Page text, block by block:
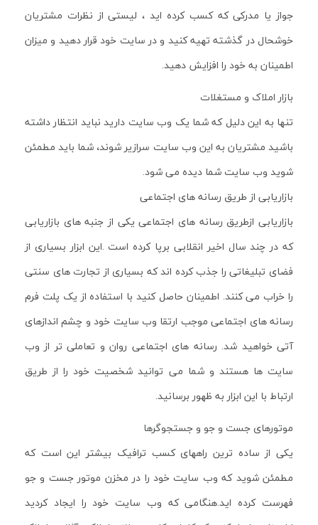
جواز یا مدرکی که کسب کرده اید ، لیستی از نظرات مشتریان
خوشحال در گذشته تهیه کنید و در سایت خود قرار دهید و میزان
اطمینان به خود را افزایش دهید.
بازار املاک و مستغلات
تنها به این دلیل که شما یک وب سایت دارید نباید انتظار داشته
باشید مشتریان به این وب سایت سرازیر شوند، شما باید مطمئن
شوید وب سایت شما دیده می شود.
بازاریابی از طریق رسانه های اجتماعی
بازاریابی ازطریق رسانه های اجتماعی یکی از جنبه های بازاریابی
که در چند سال اخیر انقلابی برپا کرده است .این ابزار بسیاری از
فضای تبلیغاتی را جذب کرده اند که بسیاری از تجارت های سنتی
را خراب می کنند. اطمینان حاصل کنید با استفاده از یک پلت فرم
رسانه های اجتماعی موجب ارتقا وب سایت خود و چشم اندازهای
آتی خواهید شد. رسانه های اجتماعی روان و تعاملی تر از وب
سایت ها هستند و شما می توانید شخصیت خود را از طریق
ارتباط با این ابزار به ظهور برسانید.
موتورهای جست و جو و جستجوگرها
یکی از ساده ترین راههای کسب ترافیک بیشتر این است که
مطمئن شوید که وب سایت خود را در مخزن موتور جست و جو
فهرست کرده اید.هنگامی که وب سایت خود را ایجاد کردید